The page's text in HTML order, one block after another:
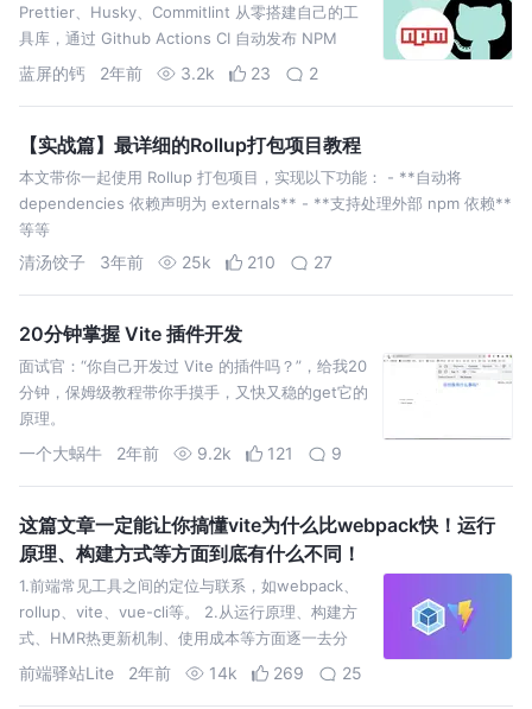
Prettier、Husky、Commitlint 从零搭建自己的工
具库，通过 Github Actions CI 自动发布 NPM
蓝屏的钙 2年前 3.2k 23 2
【实战篇】最详细的Rollup打包项目教程
本文带你一起使用 Rollup 打包项目，实现以下功能： - **自动将
dependencies 依赖声明为 externals** - **支持处理外部 npm 依赖**
等等
清汤饺子 3年前 25k 210 27
20分钟掌握 Vite 插件开发
面试官：“你自己开发过 Vite 的插件吗？”，给我20
分钟，保姆级教程带你手摸手，又快又稳的get它的
原理。
一个大蜗牛 2年前 9.2k 121 9
这篇文章一定能让你搞懂vite为什么比webpack快！运行
原理、构建方式等方面到底有什么不同！
1.前端常见工具之间的定位与联系，如webpack、
rollup、vite、vue-cli等。 2.从运行原理、构建方
式、HMR热更新机制、使用成本等方面逐一去分
析，vite与webpack之间的差异
前端驿站Lite 2年前 14k 269 25